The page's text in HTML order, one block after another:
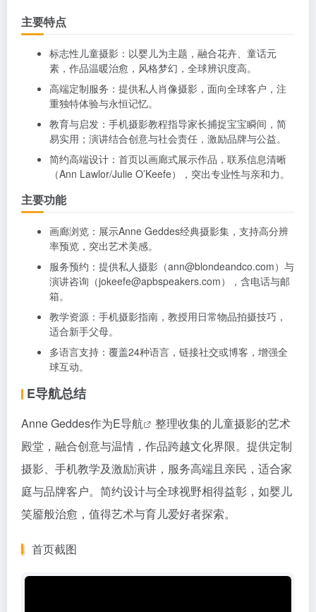
主要特点
标志性儿童摄影：以婴儿为主题，融合花卉、童话元
素，作品温暖治愈，风格梦幻，全球辨识度高。
高端定制服务：提供私人肖像摄影，面向全球客户，注
重独特体验与永恒记忆。
教育与启发：手机摄影教程指导家长捕捉宝宝瞬间，简
易实用；演讲结合创意与社会责任，激励品牌与公益。
简约高端设计：首页以画廊式展示作品，联系信息清晰
（Ann Lawlor/Julie O’Keefe），突出专业性与亲和力。
主要功能
画廊浏览：展示Anne Geddes经典摄影集，支持高分辨
率预览，突出艺术美感。
服务预约：提供私人摄影（ann@blondeandco.com）与
演讲咨询（jokeefe@apbspeakers.com），含电话与邮
箱。
教学资源：手机摄影指南，教授用日常物品拍摄技巧，
适合新手父母。
多语言支持：覆盖24种语言，链接社交或博客，增强全
球互动。
E导航总结
Anne Geddes作为E导航
整理收集的儿童摄影的艺术
殿堂，融合创意与温情，作品跨越文化界限。提供定制
摄影、手机教学及激励演讲，服务高端且亲民，适合家
庭与品牌客户。简约设计与全球视野相得益彰，如婴儿
笑靥般治愈，值得艺术与育儿爱好者探索。
首页截图